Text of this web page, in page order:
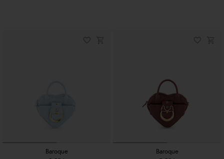
Baroque
Baroque